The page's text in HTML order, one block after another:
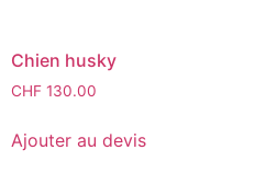
Chien husky
CHF 130.00
Ajouter au devis